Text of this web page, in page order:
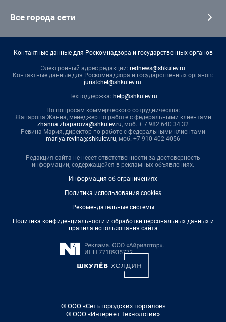
Все города сети
Контактные данные для Роскомнадзора и государственных органов
Электронный адрес редакции: rednews@shkulev.ru
Контактные данные для Роскомнадзора и государственных органов:
juristchel@shkulev.ru.
Техподдержка: help@shkulev.ru
По вопросам коммерческого сотрудничества:
Жапарова Жанна, менеджер по работе с федеральными клиентами
zhanna.zhaparova@shkulev.ru, моб. + 7 982 640 34 32
Ревина Мария, директор по работе с федеральными клиентами
mariya.revina@shkulev.ru, моб. +7 910 402 4056
Редакция сайта не несет ответственности за достоверность
информации, содержащейся в рекламных объявлениях.
Информация об ограничениях
Политика использования cookies
Рекомендательные системы
Политика конфиденциальности и обработки персональных данных и
правила использования сайта
© ООО «Сеть городских порталов»
© ООО «Интернет Технологии»